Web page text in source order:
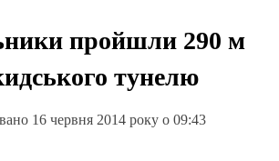
пройшли 290 м
тунелю
16 червня 2014 року о 09:43